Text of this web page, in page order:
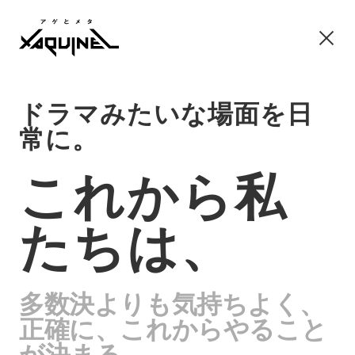
ドラマみたいな場面を日
常に。
これから私
たちは、
多数決よりも気持ちよく、
正確に、これからやること